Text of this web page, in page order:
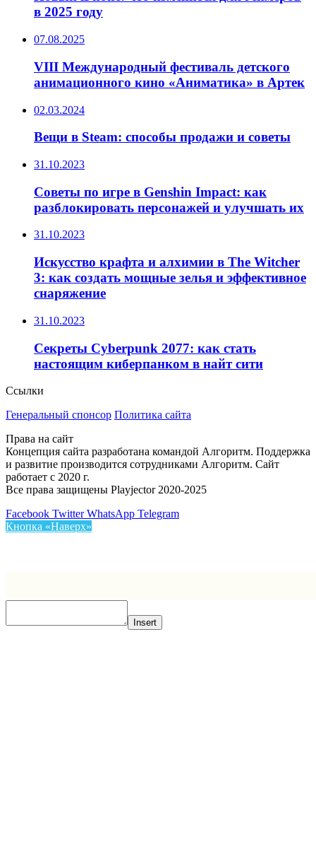
в 2025 году
07.08.2025
VIII Международный фестиваль детского
анимационного кино «Аниматика» в Артек
02.03.2024
Вещи в Steam: способы продажи и советы
31.10.2023
Советы по игре в Genshin Impact: как
разблокировать персонажей и улучшать их
31.10.2023
Искусство крафта и алхимии в The Witcher
3: как создать мощные зелья и эффективное
снаряжение
31.10.2023
Секреты Cyberpunk 2077: как стать
настоящим киберпанком в найт сити
Ссылки
Генеральный спонсор Политика сайта
Права на сайт
Концепция сайта разработана командой Алгоритм. Поддержка
и развитие производится сотрудниками Алгоритм. Сайт
работает с 2020 г.
Все права защищены Playjector 2020-2025
Facebook Twitter WhatsApp Telegram
Кнопка «Наверх»
Insert